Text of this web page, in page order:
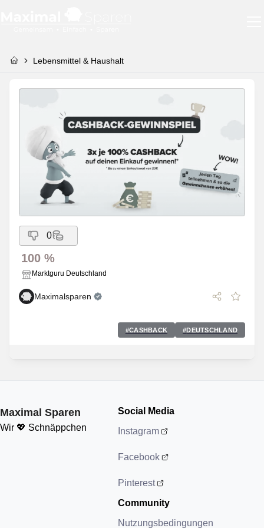
Lebensmittel & Haushalt
0
100 %
Marktguru Deutschland
Maximalsparen
#CASHBACK #DEUTSCHLAND
Maximal Sparen
Wir 💖 Schnäppchen
Social Media
Instagram
Facebook
Pinterest
Community
Nutzungsbedingungen